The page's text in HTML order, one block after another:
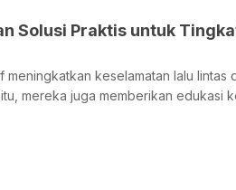
Solusi Praktis untuk
meningkatkan keselamatan lalu
mereka juga memberikan edukasi